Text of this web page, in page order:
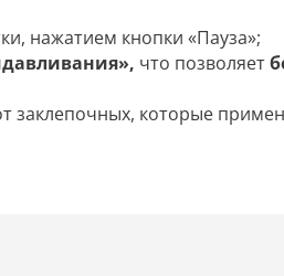
нажатием кнопки «Пауза»;
что позволяет
заклепочных, которые